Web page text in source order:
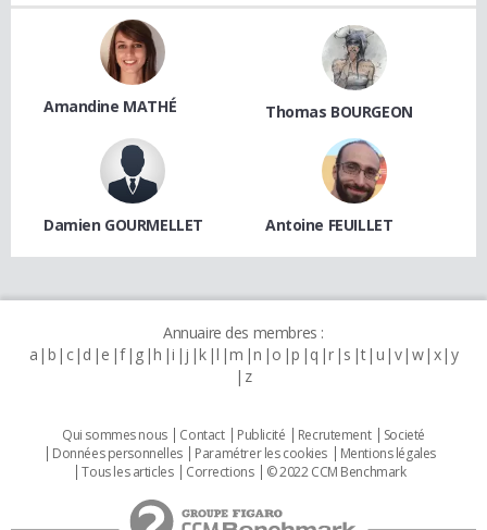
Amandine MATHÉ Thomas BOURGEON
Damien GOURMELLET Antoine FEUILLET
Annuaire des membres :
a b c d e f g h i j k l m n o p q r s t u v w x y
z
Qui sommes nous Contact Publicité Recrutement
Societé
Données personnelles
Paramétrer les cookies
Mentions légales
Tous les articles
Corrections © 2022 CCM Benchmark